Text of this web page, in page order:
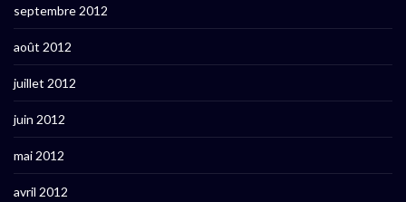
septembre 2012
août 2012
juillet 2012
juin 2012
mai 2012
avril 2012